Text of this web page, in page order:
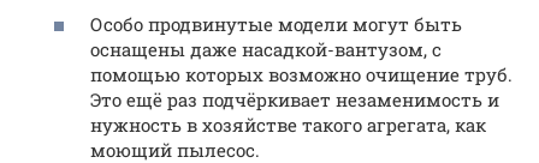
Особо продвинутые модели могут быть
оснащены даже насадкой-вантузом, с
помощью которых возможно очищение труб.
Это ещё раз подчёркивает незаменимость и
нужность в хозяйстве такого агрегата, как
моющий пылесос.